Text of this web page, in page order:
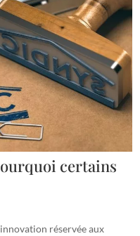
certains
réservée aux